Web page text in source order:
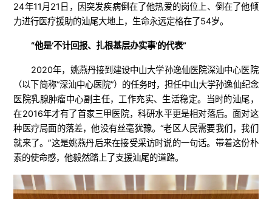
24年11月21日，因突发疾病倒在了他热爱的岗位上、倒在了他倾
力进行医疗援助的汕尾大地上，生命永远定格在了54岁。
“他是‘不计回报、扎根基层办实事’的代表”
2020年，姚燕丹接到建设中山大学孙逸仙医院深汕中心医院
（以下简称“深汕中心医院”）的任务时，担任中山大学孙逸仙纪念
医院乳腺肿瘤中心副主任，工作充实、生活稳定。当时的汕尾，
在2016年才有了首家三甲医院，科研水平更是相对落后。面对这
种医疗局面的落差，他没有丝毫犹豫。“老区人民需要我们，我们
就来了。”这是姚燕丹后来在接受采访时说的一句话。带着这份朴
素的使命感，他毅然踏上了支援汕尾的道路。